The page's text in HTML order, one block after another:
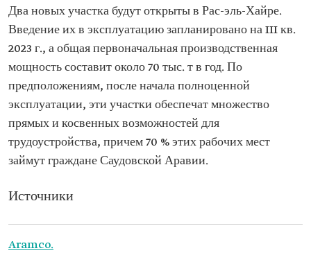
Два новых участка будут открыты в Рас-эль-Хайре.
Введение их в эксплуатацию запланировано на III кв.
2023 г., а общая первоначальная производственная
мощность составит около 70 тыс. т в год. По
предположениям, после начала полноценной
эксплуатации, эти участки обеспечат множество
прямых и косвенных возможностей для
трудоустройства, причем 70 % этих рабочих мест
займут граждане Саудовской Аравии.
Источники
Aramco.